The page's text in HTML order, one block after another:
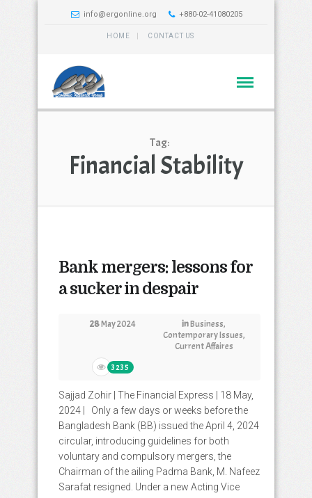
info@ergonline.org +880-02-41080205
HOME CONTACT US
Tag:
Financial Stability
Bank mergers: lessons for
a sucker in despair
28May 2024 inBusiness,
Contemporary Issues,
Current Affaires
3235
Sajjad Zohir | The Financial Express | 18 May,
2024 | Only a few days or weeks before the
Bangladesh Bank (BB) issued the April 4, 2024
circular, introducing guidelines for both
voluntary and compulsory mergers, the
Chairman of the ailing Padma Bank, M. Nafeez
Sarafat resigned. Under a new Acting Vice